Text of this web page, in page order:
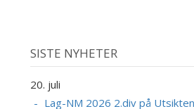
SISTE NYHETER
20. juli
Lag-NM 2026 2.div på